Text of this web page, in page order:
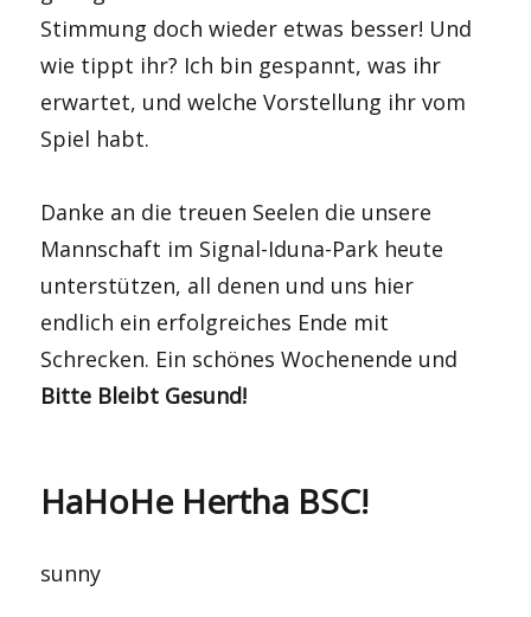
Stimmung doch wieder etwas besser! Und
wie tippt ihr? Ich bin gespannt, was ihr
erwartet, und welche Vorstellung ihr vom
Spiel habt.
Danke an die treuen Seelen die unsere
Mannschaft im Signal-Iduna-Park heute
unterstützen, all denen und uns hier
endlich ein erfolgreiches Ende mit
Schrecken. Ein schönes Wochenende und
Bitte Bleibt Gesund!
HaHoHe Hertha BSC!
sunny